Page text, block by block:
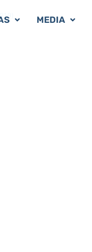
MEDIA